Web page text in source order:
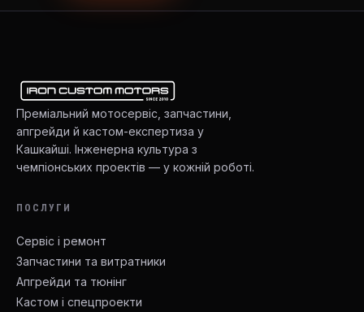
Преміальний мотосервіс, запчастини,
апгрейди й кастом-експертиза у
Кашкайші. Інженерна культура з
чемпіонських проектів — у кожній роботі.
ПОСЛУГИ
Сервіс і ремонт
Запчастини та витратники
Апгрейди та тюнінг
Кастом і спецпроекти